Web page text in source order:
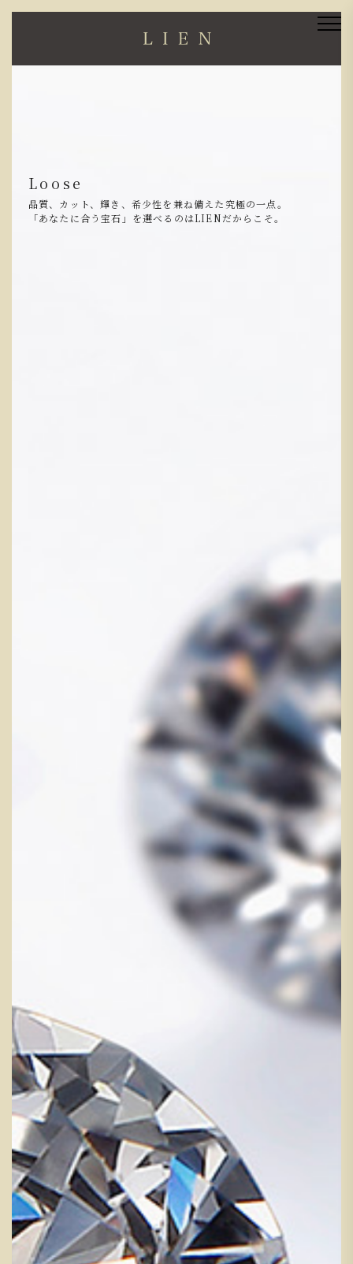
ブライダル
人生で初めて手にされる、二人だけの宝石。
だからこそ、ホンモノをお伝えしたい。
Loose
品質、カット、輝き、希少性を兼ね備えた究極の一点。
「あなたに合う宝石」を選べるのはLIENだからこそ。